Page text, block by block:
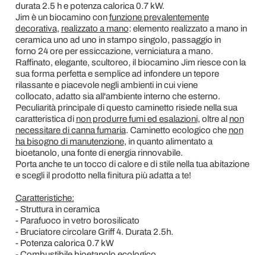
durata 2.5 h e potenza calorica 0.7 kW.
Jim è un biocamino confunzione prevalentemente
decorativa, realizzato a mano: elemento realizzato a mano in
ceramica uno ad uno in stampo singolo, passaggio in
forno 24 ore per essiccazione, verniciatura a mano.
Raffinato, elegante, scultoreo, il biocamino Jim riesce con la
sua forma perfetta e semplice ad infondere un tepore
rilassante e piacevole negli ambienti in cui viene
collocato, adatto sia all'ambiente interno che esterno.
Peculiarità principale di questo caminetto risiede nella sua
caratteristica di non produrre fumi ed esalazioni, oltre al non
necessitare di canna fumaria. Caminetto ecologico che non
ha bisogno di manutenzione, in quanto alimentato a
bioetanolo, una fonte di energia rinnovabile.
Porta anche te un tocco di calore e di stile nella tua abitazione
e scegli il prodotto nella finitura più adatta a te!
Caratteristiche:
- Struttura in ceramica
- Parafuoco in vetro borosilicato
- Bruciatore circolare Griff 4. Durata 2.5h.
- Potenza calorica 0.7 kW